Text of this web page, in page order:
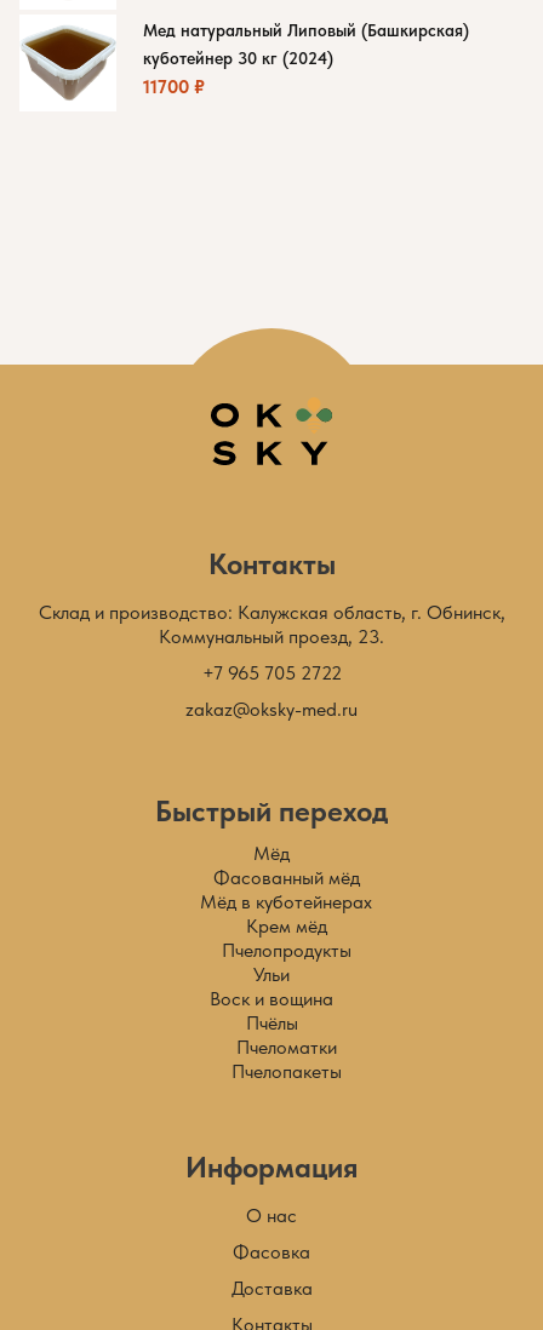
Мед натуральный Липовый (Башкирская)
куботейнер 30 кг (2024)
11700 ₽
Контакты
Склад и производство: Калужская область, г. Обнинск,
Коммунальный проезд, 23.
+7 965 705 2722
zakaz@oksky-med.ru
Быстрый переход
Мёд
Фасованный мёд
Мёд в куботейнерах
Крем мёд
Пчелопродукты
Ульи
Воск и вощина
Пчёлы
Пчеломатки
Пчелопакеты
Информация
О нас
Фасовка
Доставка
Контакты